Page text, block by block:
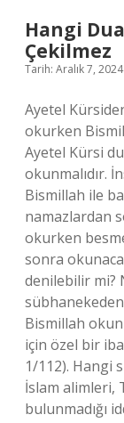
Hangi
Çekilmez
Tarih: Aralık 7, 2024
Ayetel
okurken
Ayetel Kürsi
okunmalıdır.
Bismillah ile
namazlardan
okurken
sonra
denilebilir mi?
Bismillah
için özel bir
1/112). Hangi
İslam alimleri,
bulunmadığı